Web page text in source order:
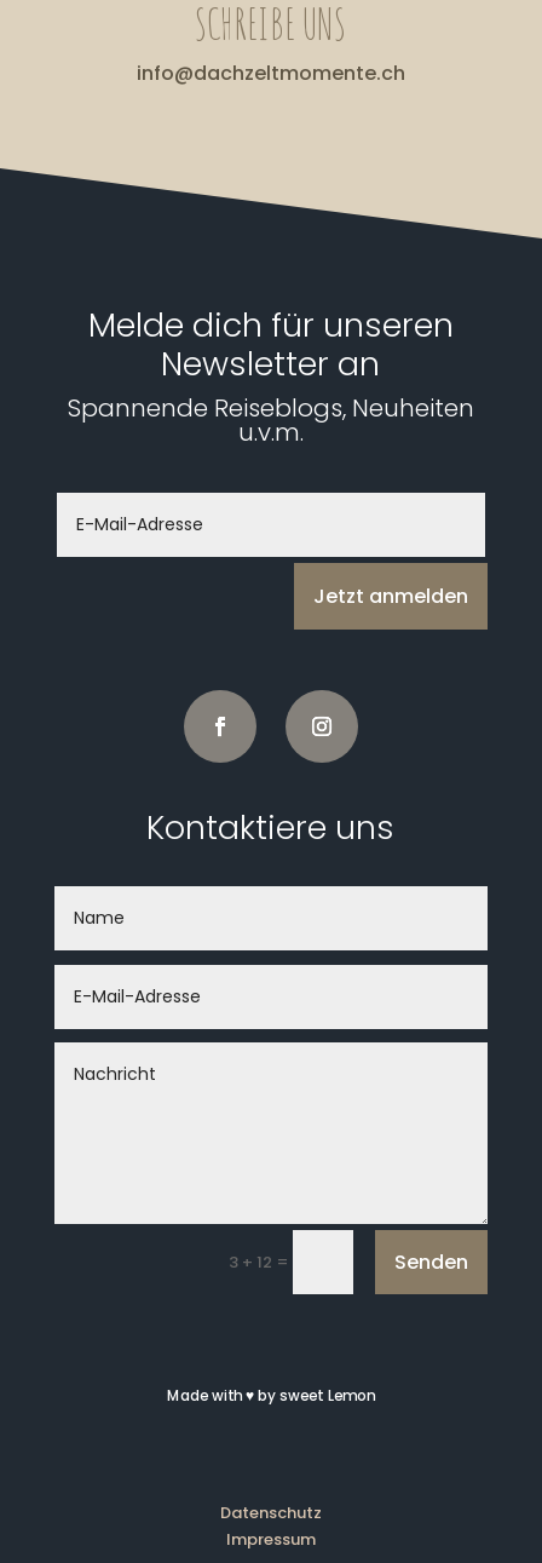
SCHREIBE UNS
info@dachzeltmomente.ch
Melde dich für unseren
Newsletter an
Spannende Reiseblogs, Neuheiten
u.v.m.
Jetzt anmelden
Kontaktiere uns
3 + 12 = Senden
Made with♥by sweet Lemon
Datenschutz
Impressum